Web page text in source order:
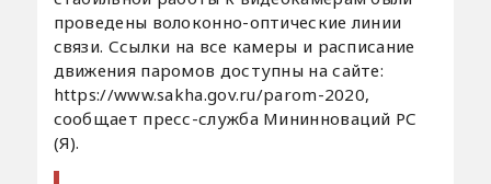
проведены волоконно-оптические линии
связи. Ссылки на все камеры и расписание
движения паромов доступны на сайте:
https://www.sakha.gov.ru/parom-2020,
сообщает пресс-служба Мининноваций РС
(Я).